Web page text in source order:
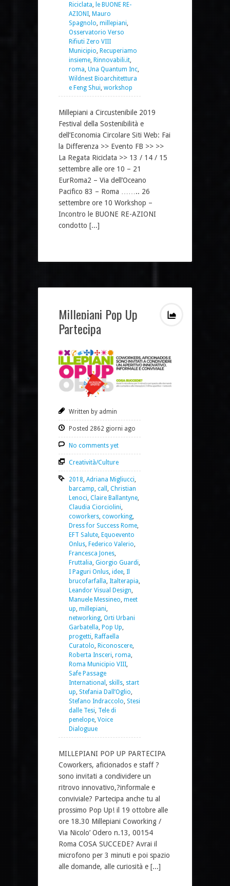
Riciclata, le BUONE RE-
AZIONI, Mauro
Spagnolo, millepiani,
Osservatorio Verso
Rifiuti Zero VIII
Municipio, Recuperiamo
insieme, Rinnovabili.it,
roma, Una Quantum Inc,
Wildnest Bioarchitettura
e Feng Shui, workshop
Millepiani a Circustenibile 2019
Festival della Sostenibilità e
dell’Economia Circolare Siti Web: Fai
la Differenza >> Evento FB >> >>
La Regata Riciclata >> 13 / 14 / 15
settembre alle ore 10 – 21
EurRoma2 – Via dell’Oceano
Pacifico 83 – Roma …….. 26
settembre ore 10 Workshop –
Incontro le BUONE RE-AZIONI
condotto [...]
Millepiani Pop Up
Partecipa
Written by admin
Posted 2862 giorni ago
No comments yet
Creatività/Culture
2018, Adriana Migliucci,
barcamp, call , Christian
Lenoci, Claire Ballantyne,
Claudia Ciorciolini,
coworkers, coworking,
Dress for Success Rome,
EFT Salute, Equoevento
Onlus, Federico Valerio,
Francesca Jones,
Fruttalia, Giorgio Guardi,
I Paguri Onlus, idee, Il
brucofarfalla, Italterapia,
Leandor Visual Design,
Manuele Messineo, meet
up, millepiani,
networking, Orti Urbani
Garbatella, Pop Up,
progetti, Raffaella
Curatolo, Riconoscere,
Roberta Insceri, roma,
Roma Municipio VIII,
Safe Passage
International , skills, start
up, Stefania Dall’Oglio,
Stefano Indraccolo, Stesi
dalle Tesi, Tele di
penelope, Voice
Dialoguue
MILLEPIANI POP UP PARTECIPA
Coworkers, aficionados e staff ?
sono invitati a condividere un
ritrovo innovativo,?informale e
conviviale? Partecipa anche tu al
prossimo Pop Up! il 19 ottobre alle
ore 18.30 Millepiani Coworking /
Via Nicolo’ Odero n.13, 00154
Roma COSA SUCCEDE? Avrai il
microfono per 3 minuti e poi spazio
alle domande, alle curiosità e [...]